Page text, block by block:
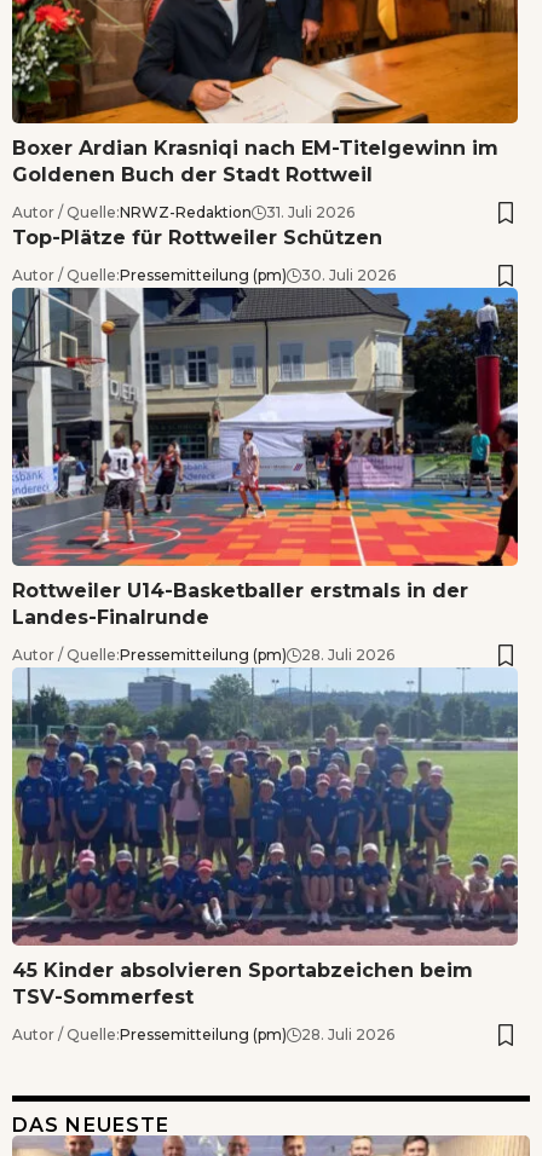
Boxer Ardian Krasniqi nach EM-Titelgewinn im
Goldenen Buch der Stadt Rottweil
Autor / Quelle:NRWZ-Redaktion 31. Juli 2026
Top-Plätze für Rottweiler Schützen
Autor / Quelle:Pressemitteilung (pm) 30. Juli 2026
Rottweiler U14-Basketballer erstmals in der
Landes-Finalrunde
Autor / Quelle:Pressemitteilung (pm) 28. Juli 2026
45 Kinder absolvieren Sportabzeichen beim
TSV-Sommerfest
Autor / Quelle:Pressemitteilung (pm) 28. Juli 2026
DAS NEUESTE